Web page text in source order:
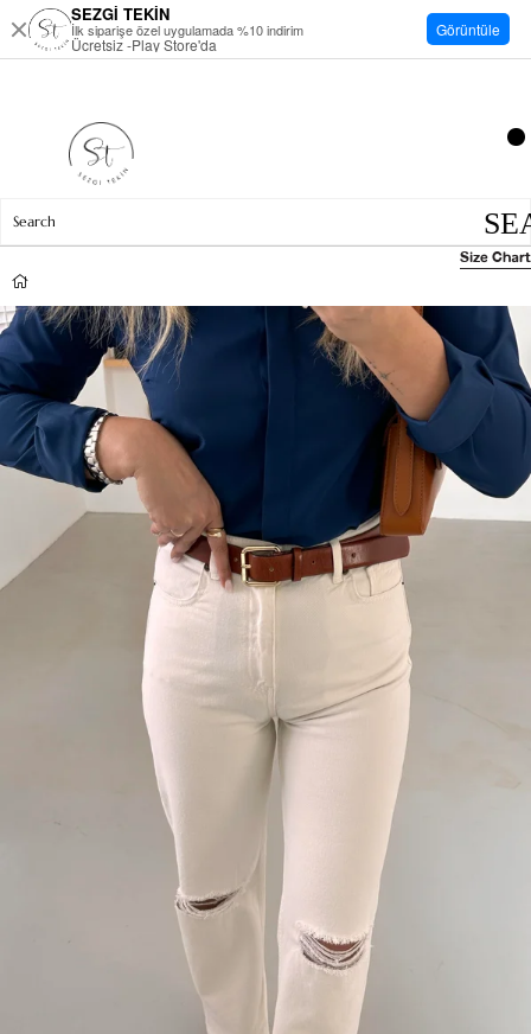
Size Chart
SEZGİ TEKİN
İlk siparişe özel uygulamada %10 indirim
Ücretsiz -Play Store'da
Görüntüle